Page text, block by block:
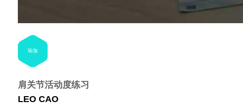
瑜伽
肩关节活动度练习
LEO CAO